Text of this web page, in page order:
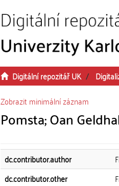
Digitální repozitář UK
Zobrazit minimální záznam
Pomsta; Oan
dc.contributor.author
dc.contributor.other